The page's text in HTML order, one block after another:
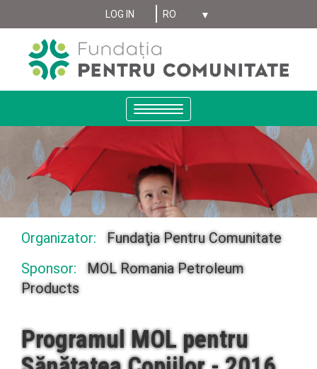
principal
MENIU
CONT
UTILIZATOR
ANONYMUS
LOG IN
Select your language
Toggle
navigation
Organizator:
Fundaţia Pentru Comunitate
Sponsor:
MOL Romania Petroleum
Products
Programul MOL pentru